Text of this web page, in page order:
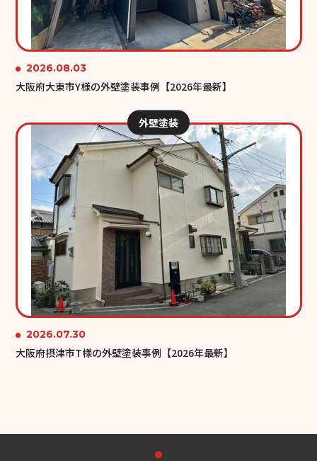
2026.08.03
大阪府大東市Y様の外壁塗装事例【2026年最新】
外壁塗装
2026.07.30
大阪府摂津市T様の外壁塗装事例【2026年最新】